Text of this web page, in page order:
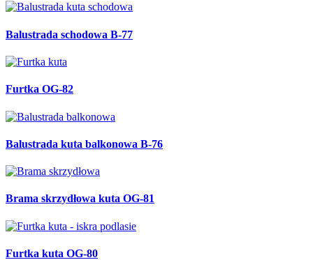
Balustrada schodowa B-77
Furtka OG-82
Balustrada kuta balkonowa B-76
Brama skrzydłowa kuta OG-81
Furtka kuta OG-80